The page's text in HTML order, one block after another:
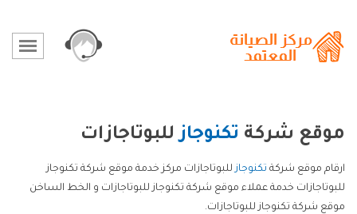
موقع شركة تكنوجازللبوتاجازات
ارقام موقع شركة تكنوجازللبوتاجازات مركز خدمة موقع شركة تكنوجاز
للبوتاجازات خدمة عملاء موقع شركة تكنوجاز للبوتاجازات و الخط الساخن
موقع شركة تكنوجاز للبوتاجازات.